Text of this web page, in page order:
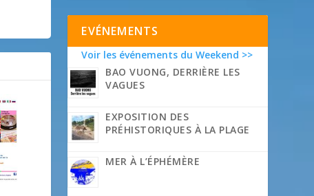
EVÉNEMENTS
Voir les événements du Weekend >>
BAO VUONG, DERRIÈRE LES
VAGUES
EXPOSITION DES
PRÉHISTORIQUES À LA PLAGE
MER À L’ÉPHÉMÈRE